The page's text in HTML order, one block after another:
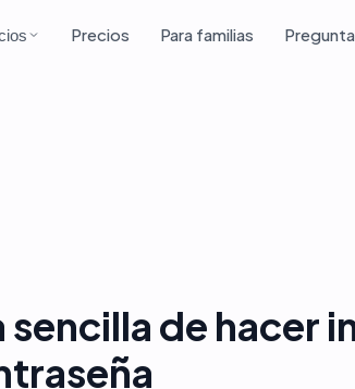
Precios Para familias
sencilla de hacer